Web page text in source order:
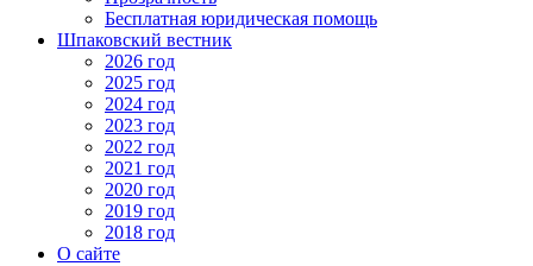
Бесплатная юридическая помощь
Шпаковский вестник
2026 год
2025 год
2024 год
2023 год
2022 год
2021 год
2020 год
2019 год
2018 год
О сайте